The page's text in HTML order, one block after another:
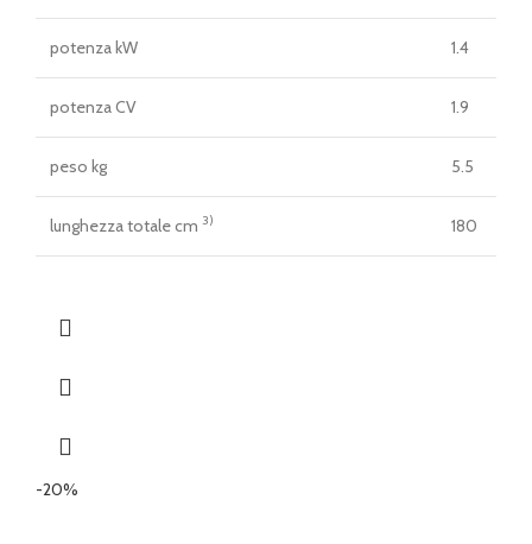
potenza kW 1.4
potenza CV 1.9
peso kg 5.5
lunghezza totale cm 3) 180
-20%